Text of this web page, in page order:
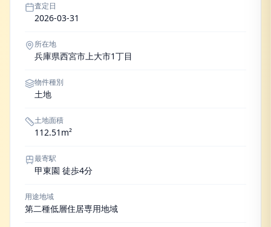
査定日
2026-03-31
所在地
兵庫県西宮市上大市1丁目
物件種別
土地
土地面積
112.51m²
最寄駅
甲東園 徒歩4分
用途地域
第二種低層住居専用地域